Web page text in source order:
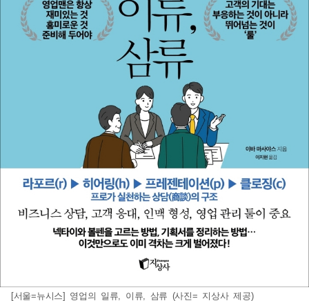
[서울=뉴시스] 영업의 일류, 이류, 삼류 (사진= 지상사 제공)